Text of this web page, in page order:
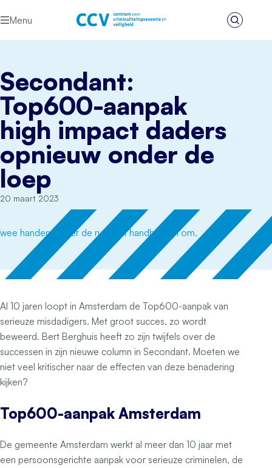
Menu
Zoeken
Secondant:
Top600-aanpak
high impact daders
opnieuw onder de
loep
20 maart 2023
Al 10 jaren loopt in Amsterdam de Top600-aanpak van
serieuze misdadigers. Met groot succes, zo wordt
beweerd. Bert Berghuis heeft zo zijn twijfels over de
successen in zijn nieuwe column in Secondant. Moeten we
niet veel kritischer naar de effecten van deze benadering
kijken?
Top600-aanpak Amsterdam
De gemeente Amsterdam werkt al meer dan 10 jaar met
een persoonsgerichte aanpak voor serieuze criminelen, de